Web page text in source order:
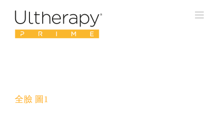
content
全臉 圖1